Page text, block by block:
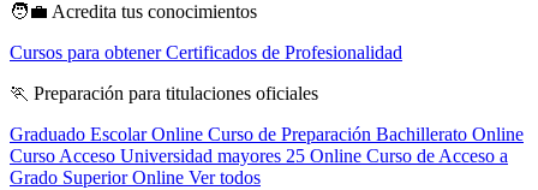
🧑‍💼 Acredita tus conocimientos
Cursos para obtener Certificados de Profesionalidad
🏃 Preparación para titulaciones oficiales
Graduado Escolar Online Curso de Preparación Bachillerato Online
Curso Acceso Universidad mayores 25 Online Curso de Acceso a
Grado Superior Online Ver todos